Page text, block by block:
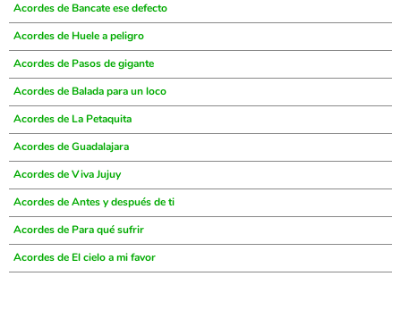
Acordes de Bancate ese defecto
Acordes de Huele a peligro
Acordes de Pasos de gigante
Acordes de Balada para un loco
Acordes de La Petaquita
Acordes de Guadalajara
Acordes de Viva Jujuy
Acordes de Antes y después de ti
Acordes de Para qué sufrir
Acordes de El cielo a mi favor